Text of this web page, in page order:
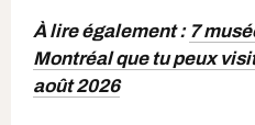
À lire également : 7
Montréal que tu peux
août 2026